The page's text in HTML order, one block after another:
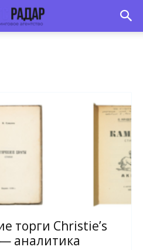
торги Christie’s
аналитика